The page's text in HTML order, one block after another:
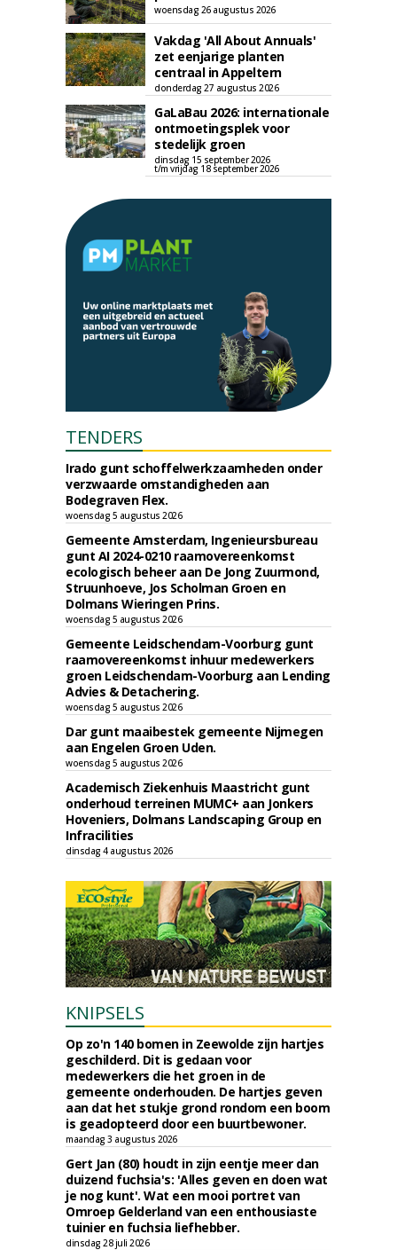
woensdag 26 augustus 2026
Vakdag 'All About Annuals'
zet eenjarige planten
centraal in Appeltern
donderdag 27 augustus 2026
GaLaBau 2026: internationale
ontmoetingsplek voor
stedelijk groen
dinsdag 15 september 2026
t/m vrijdag 18 september 2026
TENDERS
Irado gunt schoffelwerkzaamheden onder
verzwaarde omstandigheden aan
Bodegraven Flex.
woensdag 5 augustus 2026
Gemeente Amsterdam, Ingenieursbureau
gunt AI 2024-0210 raamovereenkomst
ecologisch beheer aan De Jong Zuurmond,
Struunhoeve, Jos Scholman Groen en
Dolmans Wieringen Prins.
woensdag 5 augustus 2026
Gemeente Leidschendam-Voorburg gunt
raamovereenkomst inhuur medewerkers
groen Leidschendam-Voorburg aan Lending
Advies & Detachering.
woensdag 5 augustus 2026
Dar gunt maaibestek gemeente Nijmegen
aan Engelen Groen Uden.
woensdag 5 augustus 2026
Academisch Ziekenhuis Maastricht gunt
onderhoud terreinen MUMC+ aan Jonkers
Hoveniers, Dolmans Landscaping Group en
Infracilities
dinsdag 4 augustus 2026
KNIPSELS
Op zo'n 140 bomen in Zeewolde zijn hartjes
geschilderd. Dit is gedaan voor
medewerkers die het groen in de
gemeente onderhouden. De hartjes geven
aan dat het stukje grond rondom een boom
is geadopteerd door een buurtbewoner.
maandag 3 augustus 2026
Gert Jan (80) houdt in zijn eentje meer dan
duizend fuchsia's: 'Alles geven en doen wat
je nog kunt'. Wat een mooi portret van
Omroep Gelderland van een enthousiaste
tuinier en fuchsia liefhebber.
dinsdag 28 juli 2026